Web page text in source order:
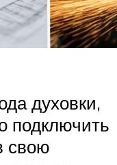
духовки,
подключить
свою